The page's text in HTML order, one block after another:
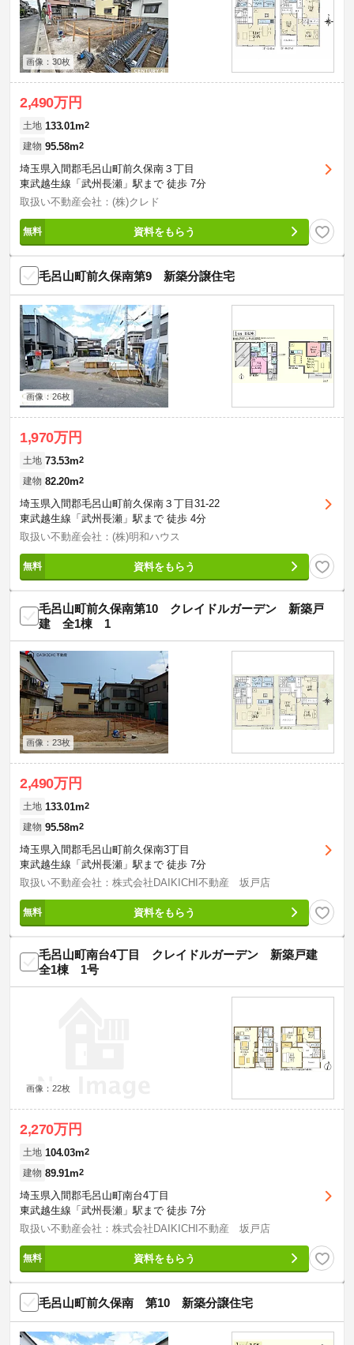
画像：30枚
2,490万円
土地 133.01m2
建物 95.58m2
埼玉県入間郡毛呂山町前久保南３丁目
東武越生線「武州長瀬」駅まで 徒歩 7分
取扱い不動産会社：(株)クレド
資料をもらう
毛呂山町前久保南第9 新築分譲住宅
画像：26枚
1,970万円
土地 73.53m2
建物 82.20m2
埼玉県入間郡毛呂山町前久保南３丁目31-22
東武越生線「武州長瀬」駅まで 徒歩 4分
取扱い不動産会社：(株)明和ハウス
資料をもらう
毛呂山町前久保南第10 クレイドルガーデン 新築戸
建 全1棟 1
画像：23枚
2,490万円
土地 133.01m2
建物 95.58m2
埼玉県入間郡毛呂山町前久保南3丁目
東武越生線「武州長瀬」駅まで 徒歩 7分
取扱い不動産会社：株式会社DAIKICHI不動産 坂戸店
資料をもらう
毛呂山町南台4丁目 クレイドルガーデン 新築戸建
全1棟 1号
画像：22枚
2,270万円
土地 104.03m2
建物 89.91m2
埼玉県入間郡毛呂山町南台4丁目
東武越生線「武州長瀬」駅まで 徒歩 7分
取扱い不動産会社：株式会社DAIKICHI不動産 坂戸店
資料をもらう
毛呂山町前久保南 第10 新築分譲住宅